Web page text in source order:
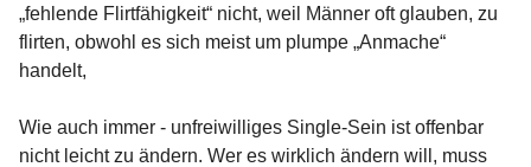
„fehlende Flirtfähigkeit“ nicht, weil Männer oft glauben, zu
flirten, obwohl es sich meist um plumpe „Anmache“
handelt,
Wie auch immer - unfreiwilliges Single-Sein ist offenbar
nicht leicht zu ändern. Wer es wirklich ändern will, muss